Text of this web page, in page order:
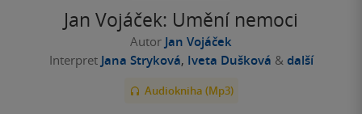
Jan Vojáček: Umění nemoci
Autor Jan Vojáček
Interpret Jana Stryková, Iveta Dušková & další
Audiokniha (Mp3)